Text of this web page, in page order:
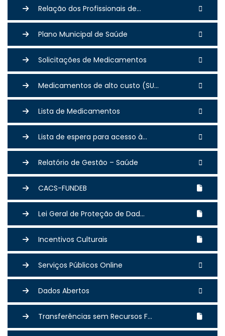
Relação dos Profissionais de...
Plano Municipal de Saúde
Solicitações de Medicamentos
Medicamentos de alto custo (SU...
Lista de Medicamentos
Lista de espera para acesso à...
Relatório de Gestão – Saúde
CACS-FUNDEB
Lei Geral de Proteção de Dad...
Incentivos Culturais
Serviços Públicos Online
Dados Abertos
Transferências sem Recursos F...